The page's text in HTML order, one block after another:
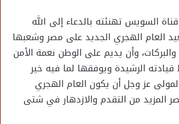
السويس تهنئته بالدعاء إلى الله
العام الهجري الجديد على مصر وشعبها
والبركات، وأن يديم على الوطن نعمة الأمن
قيادته الرشيدة ويوفقها لما فيه خير
المولى عز وجل أن يكون العام الهجري
المزيد من التقدم والازدهار في شتى